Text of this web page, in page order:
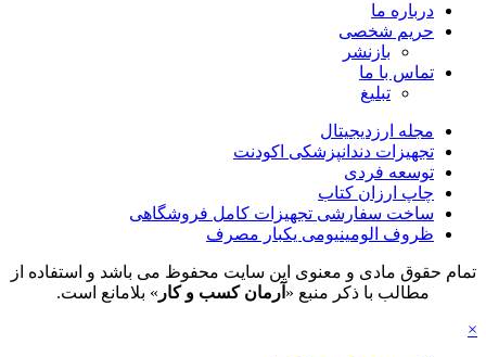
درباره ما
حریم شخصی
بازنشر
تماس با ما
تبلیغ
مجله ارزدیجیتال
تجهیزات دندانپزشکی اکودنت
توسعه فردی
چاپ ارزان کتاب
ساخت سفارشی تجهیزات کامل فروشگاهی
ظروف الومینیومی یکبار مصرف
تمام حقوق مادی و معنوی این سایت محفوظ می باشد و استفاده از
مطالب با ذکر منبع « آرمان کسب و کار » بلامانع است.
×